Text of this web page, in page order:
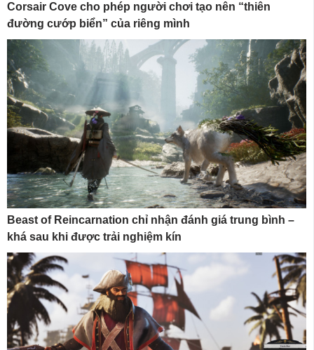
Corsair Cove cho phép người chơi tạo nên “thiên
đường cướp biển” của riêng mình
Beast of Reincarnation chỉ nhận đánh giá trung bình –
khá sau khi được trải nghiệm kín